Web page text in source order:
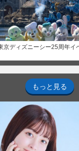
京ディズニーシー25周年イ
もっと見る